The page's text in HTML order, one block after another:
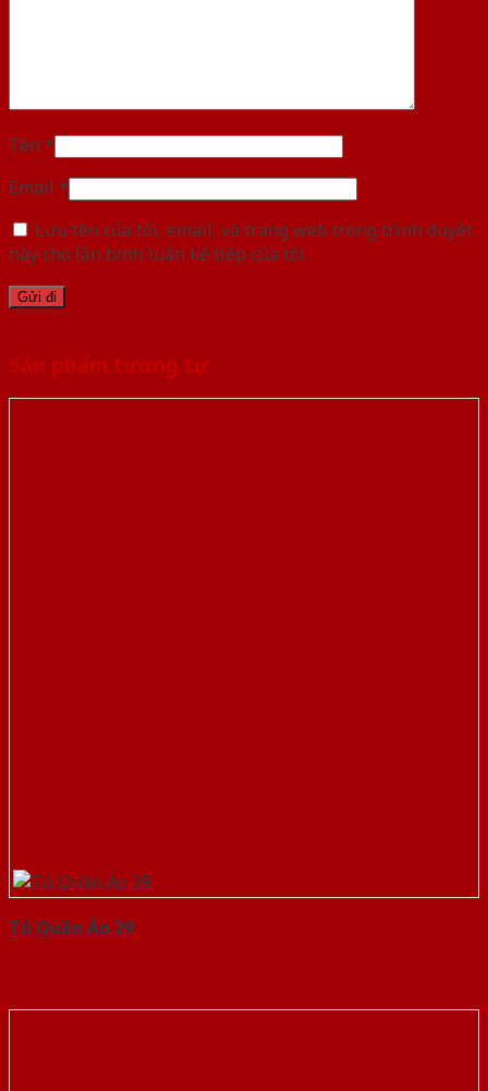
Tên *
Email *
Lưu tên của tôi, email, và trang web trong trình duyệt
này cho lần bình luận kế tiếp của tôi.
Sản phẩm tương tự
Tủ Quần Áo 29